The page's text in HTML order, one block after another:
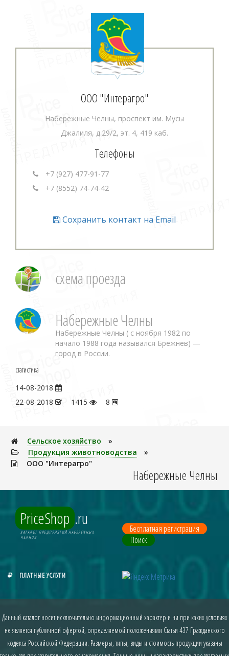
ООО "Интерагро"
Набережные Челны, проспект им. Мусы
Джалиля, д.29/2, эт. 4, 419 каб.
Телефоны
+7 (927) 477-91-77
+7 (8552) 74-74-42
Сохранить контакт на Email
схема проезда
Набережные Челны
Набережные Челны ( с ноября 1982 по
начало 1988 года назывался Брежнев) —
город в России.
статистика
14-08-2018
22-08-2018
1415 8
Сельское хозяйство
»
Продукция животноводства
»
ООО "Интерагро"
Набережные Челны
PriceShop .ru
КАТАЛОГ ПРЕДПРИЯТИЙ НАБЕРЕЖНЫХ
ЧЕЛНОВ
Бесплатная регистрация
Поиск
ПЛАТНЫЕ УСЛУГИ
Данный каталог носит исключительно информационный характер и ни при каких условиях
не является публичной офертой, определяемой положениями Статьи 437 Гражданского
кодекса Российской Федерации. Размеры, типы, виды и стоимость продукции указаны